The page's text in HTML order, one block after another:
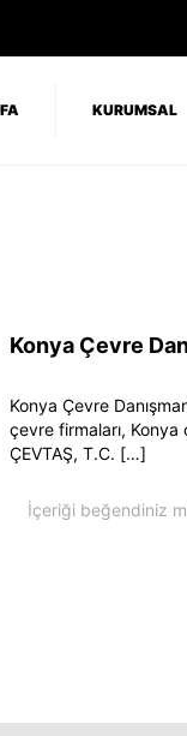
KURUMSAL
Konya Çevre
Konya Çevre
çevre firmaları, Konya
ÇEVTAŞ, T.C. […]
İçeriği beğendiniz